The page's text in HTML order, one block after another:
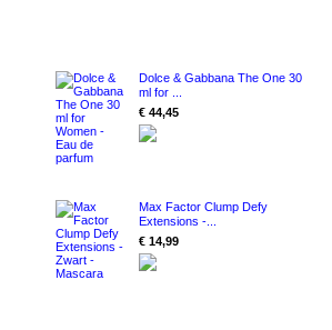
Dolce & Gabbana The One 30
ml for ...
€ 44,45
Max Factor Clump Defy
Extensions -...
€ 14,99